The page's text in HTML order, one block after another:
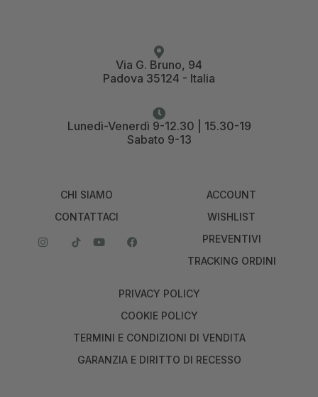
Via G. Bruno, 94
Padova 35124 - Italia
Lunedì-Venerdì 9-12.30 | 15.30-19
Sabato 9-13
CHI SIAMO
CONTATTACI
ACCOUNT
WISHLIST
PREVENTIVI
TRACKING ORDINI
PRIVACY POLICY
COOKIE POLICY
TERMINI E CONDIZIONI DI VENDITA
GARANZIA E DIRITTO DI RECESSO